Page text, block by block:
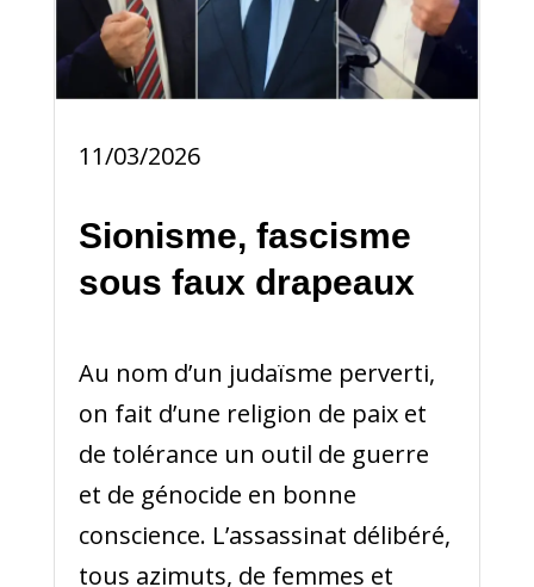
11/03/2026
Sionisme, fascisme
sous faux drapeaux
Au nom d’un judaïsme perverti,
on fait d’une religion de paix et
de tolérance un outil de guerre
et de génocide en bonne
conscience. L’assassinat délibéré,
tous azimuts, de femmes et